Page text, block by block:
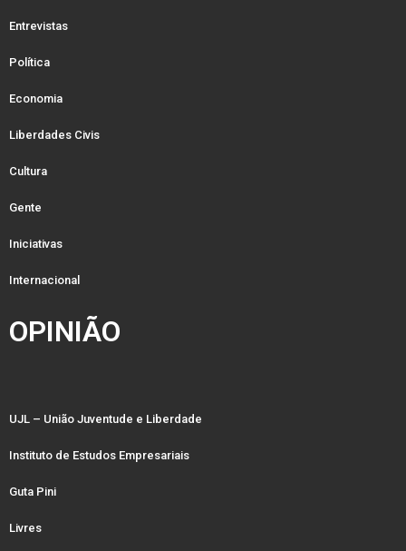
Entrevistas
Política
Economia
Liberdades Civis
Cultura
Gente
Iniciativas
Internacional
OPINIÃO
UJL – União Juventude e Liberdade
Instituto de Estudos Empresariais
Guta Pini
Livres